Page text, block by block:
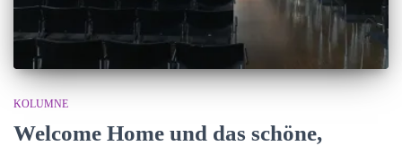
KOLUMNE
Welcome Home und das schöne,